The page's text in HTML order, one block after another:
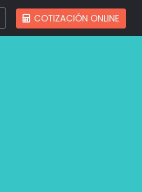
COTIZACIÓN ONLINE